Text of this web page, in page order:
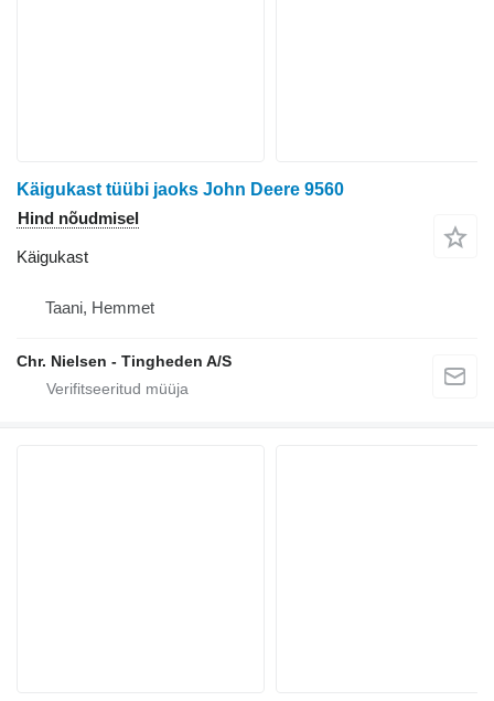
Käigukast tüübi jaoks John Deere 9560
Hind nõudmisel
Käigukast
Taani, Hemmet
Chr. Nielsen - Tingheden A/S